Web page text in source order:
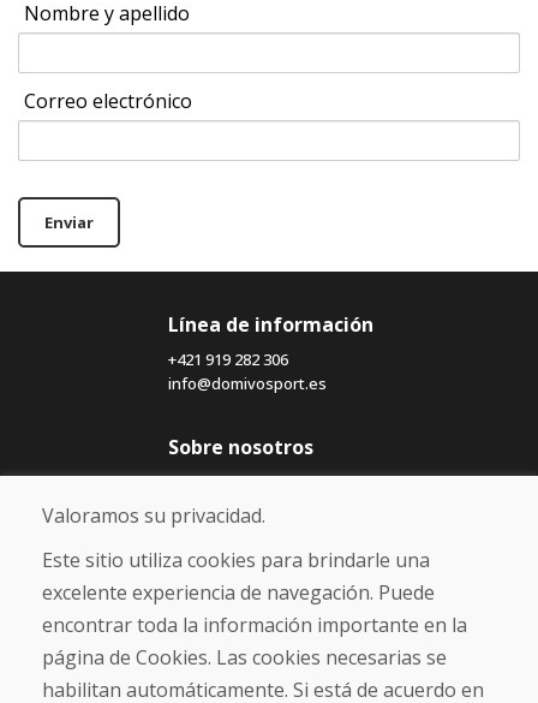
Nombre y apellido
Correo electrónico
Enviar
Línea de información
+421 919 282 306
info@domivosport.es
Sobre nosotros
Blog
Sobre nosotros
Comercio
Contacto
Compra
Tienda electrónica
Valoramos su privacidad.
Este sitio utiliza cookies para brindarle una
excelente experiencia de navegación. Puede
encontrar toda la información importante en la
página de Cookies. Las cookies necesarias se
habilitan automáticamente. Si está de acuerdo en